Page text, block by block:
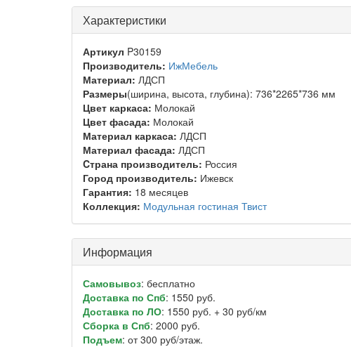
Характеристики
Артикул P30159
Производитель: ИжМебель
Материал: ЛДСП
Размеры(ширина, высота, глубина): 736*2265*736 мм
Цвет каркаса: Молокай
Цвет фасада: Молокай
Материал каркаса: ЛДСП
Материал фасада: ЛДСП
Cтрана производитель: Россия
Город производитель: Ижевск
Гарантия: 18 месяцев
Коллекция: Модульная гостиная Твист
Информация
Самовывоз: бесплатно
Доставка по Спб: 1550 руб.
Доставка по ЛО: 1550 руб. + 30 руб/км
Сборка в Спб: 2000 руб.
Подъем: от 300 руб/этаж.